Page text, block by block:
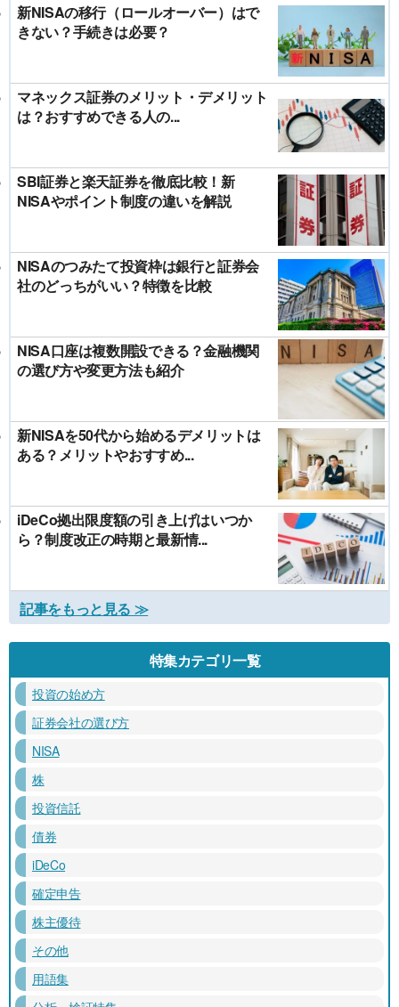
新NISAの移行（ロールオーバー）はで
きない？手続きは必要？
マネックス証券のメリット・デメリット
は？おすすめできる人の...
SBI証券と楽天証券を徹底比較！新
NISAやポイント制度の違いを解説
NISAのつみたて投資枠は銀行と証券会
社のどっちがいい？特徴を比較
NISA口座は複数開設できる？金融機関
の選び方や変更方法も紹介
新NISAを50代から始めるデメリットは
ある？メリットやおすすめ...
iDeCo拠出限度額の引き上げはいつか
ら？制度改正の時期と最新情...
記事をもっと見る ≫
特集カテゴリ一覧
投資の始め方
証券会社の選び方
NISA
株
投資信託
債券
iDeCo
確定申告
株主優待
その他
用語集